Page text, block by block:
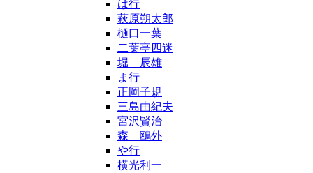
は行
萩原朔太郎
樋口一葉
二葉亭四迷
堀 辰雄
ま行
正岡子規
三島由紀夫
宮沢賢治
森 鴎外
や行
横光利一